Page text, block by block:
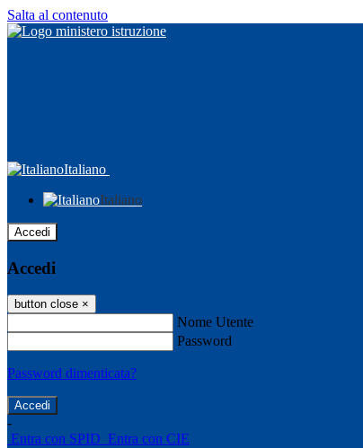
Salta al contenuto
Italiano
Italiano
Accedi
Accedi
button close ×
Nome Utente
Password
Password dimenticata?
-
Entra con SPID Entra con CIE